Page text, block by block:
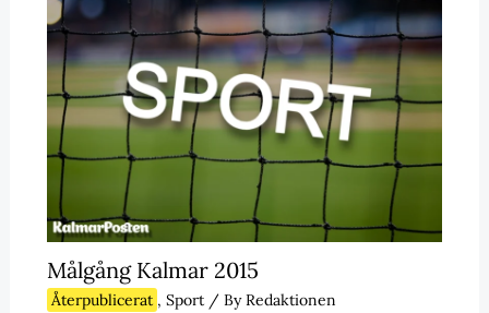
Målgång Kalmar 2015
Återpublicerat , Sport/ ByRedaktionen